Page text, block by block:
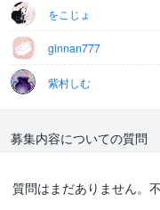
・顔の見えないやり取り
取りができる方のみお願い
今回の精度によりまして
してご依頼させていただ
をこじょ
ginnan777
紫村しむ
募集内容についての質問
質問はまだありません。